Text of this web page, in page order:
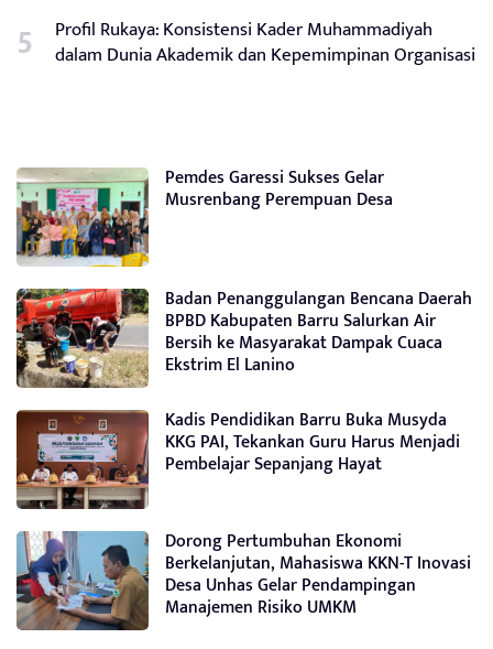
Profil Rukaya: Konsistensi Kader Muhammadiyah
dalam Dunia Akademik dan Kepemimpinan Organisasi
Pemdes Garessi Sukses Gelar
Musrenbang Perempuan Desa
Badan Penanggulangan Bencana Daerah
BPBD Kabupaten Barru Salurkan Air
Bersih ke Masyarakat Dampak Cuaca
Ekstrim El Lanino
Kadis Pendidikan Barru Buka Musyda
KKG PAI, Tekankan Guru Harus Menjadi
Pembelajar Sepanjang Hayat
Dorong Pertumbuhan Ekonomi
Berkelanjutan, Mahasiswa KKN-T Inovasi
Desa Unhas Gelar Pendampingan
Manajemen Risiko UMKM